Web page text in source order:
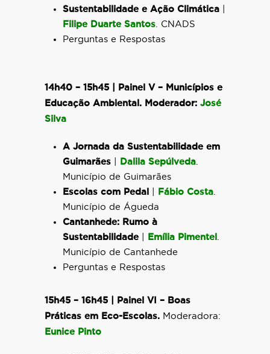
Sustentabilidade e Ação Climática
Filipe Duarte Santos. CNADS
Perguntas e Respostas
14h40 – 15h45 | Painel V – Municípios e
Educação Ambiental. Moderador: José
Silva
A Jornada da Sustentabilidade em
Guimarães
Dalila Sepúlveda.
Município de Guimarães
Escolas com Pedal
Fábio Costa.
Município de Águeda
Cantanhede: Rumo à
Sustentabilidade
Emília Pimentel .
Município de Cantanhede
Perguntas e Respostas
15h45 – 16h45 | Painel VI – Boas
Práticas em Eco-Escolas. Moderadora:
Eunice Pinto